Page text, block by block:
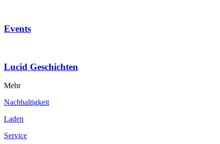
Events
Lucid Geschichten
Mehr
Nachhaltigkeit
Laden
Service